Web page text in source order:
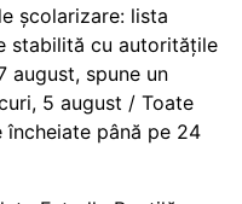
școlarizare: lista
stabilită cu autoritățile
august, spune un
5 august / Toate
încheiate până pe 24